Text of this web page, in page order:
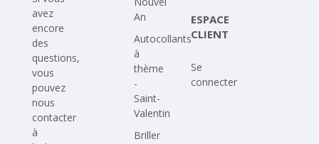
avez
encore
des
questions,
vous
pouvez
nous
contacter
à
An
Autocollants
à
thème
-
Saint-
Valentin
Briller
ESPACE
CLIENT
Se
connecter